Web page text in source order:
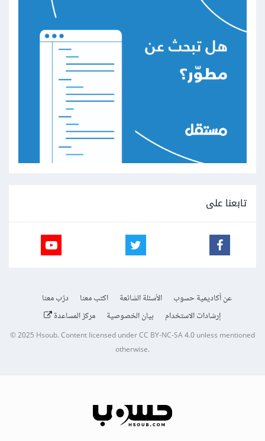
تابعنا على
عن أكاديمية حسوب الأسئلة الشائعة اكتب معنا
درّب معنا
إرشادات الاستخدام
بيان الخصوصية مركز المساعدة
© 2025Hsoub.Content licensed underCC BY-NC-SA 4.0unless mentioned
otherwise.